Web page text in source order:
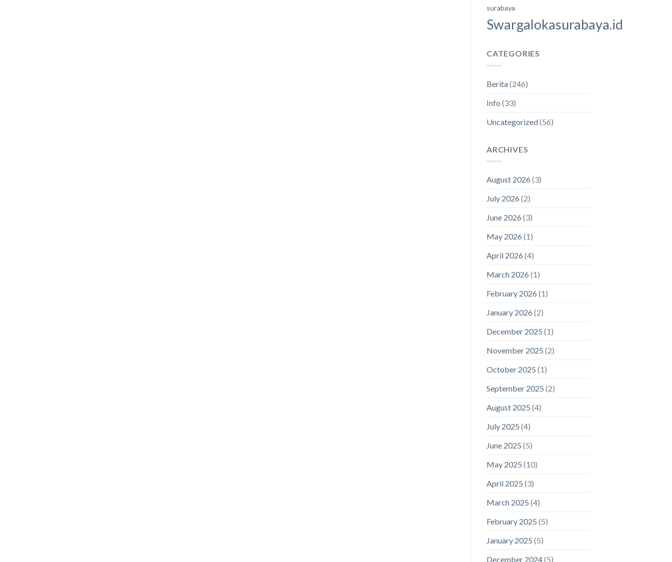
surabaya
Swargalokasurabaya.id
CATEGORIES
Berita(246)
Info (33)
Uncategorized(56)
ARCHIVES
August 2026 (3)
July 2026 (2)
June 2026 (3)
May 2026 (1)
April 2026 (4)
March 2026 (1)
February 2026 (1)
January 2026 (2)
December 2025 (1)
November 2025 (2)
October 2025 (1)
September 2025 (2)
August 2025 (4)
July 2025 (4)
June 2025 (5)
May 2025 (10)
April 2025 (3)
March 2025 (4)
February 2025 (5)
January 2025 (5)
December 2024(5)